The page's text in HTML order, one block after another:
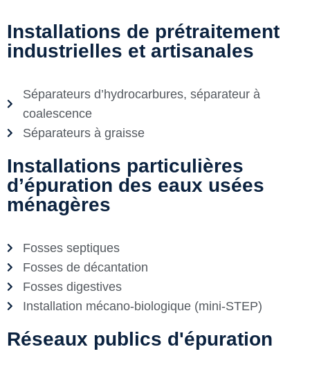
Installations de prétraitement
industrielles et artisanales
Séparateurs d’hydrocarbures, séparateur à
coalescence
Séparateurs à graisse
Installations particulières
d’épuration des eaux usées
ménagères
Fosses septiques
Fosses de décantation
Fosses digestives
Installation mécano-biologique (mini-STEP)
Réseaux publics d'épuration